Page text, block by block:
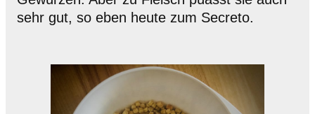
sehr gut, so eben heute zum Secreto.